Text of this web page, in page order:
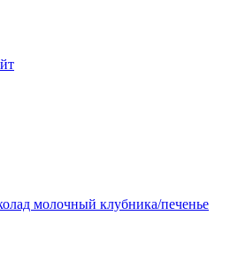
молочный клубника/печенье